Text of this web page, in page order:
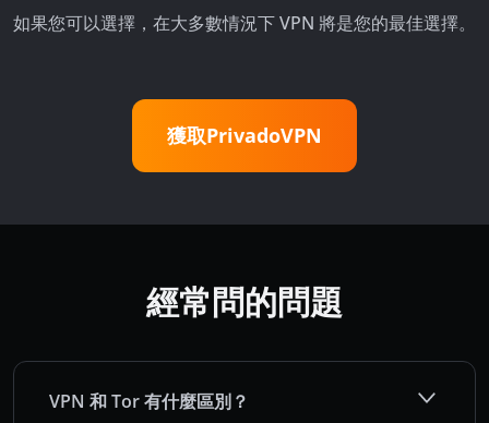
如果您可以選擇，在大多數情況下 VPN 將是您的最佳選擇。
獲取PrivadoVPN
經常問的問題
VPN 和 Tor 有什麼區別？